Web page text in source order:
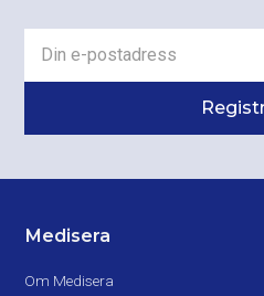
Medisera
Om Medisera